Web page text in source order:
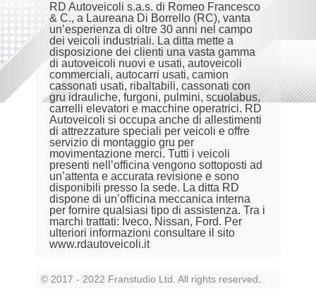
RD Autoveicoli s.a.s. di Romeo Francesco
& C., a Laureana Di Borrello (RC), vanta
un’esperienza di oltre 30 anni nel campo
dei veicoli industriali. La ditta mette a
disposizione dei clienti una vasta gamma
di autoveicoli nuovi e usati, autoveicoli
commerciali, autocarri usati, camion
cassonati usati, ribaltabili, cassonati con
gru idrauliche, furgoni, pulmini, scuolabus,
carrelli elevatori e macchine operatrici. RD
Autoveicoli si occupa anche di allestimenti
di attrezzature speciali per veicoli e offre
servizio di montaggio gru per
movimentazione merci. Tutti i veicoli
presenti nell’officina vengono sottoposti ad
un’attenta e accurata revisione e sono
disponibili presso la sede. La ditta RD
dispone di un’officina meccanica interna
per fornire qualsiasi tipo di assistenza. Tra i
marchi trattati: Iveco, Nissan, Ford. Per
ulteriori informazioni consultare il sito
www.rdautoveicoli.it
© 2017 - 2022 Franstudio Ltd. All rights reserved